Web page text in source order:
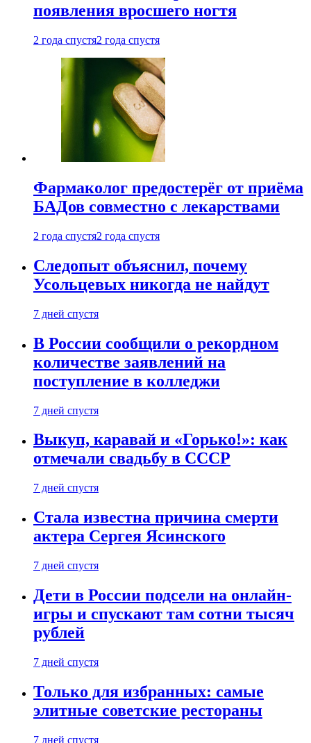
появления вросшего ногтя
2 года спустя2 года спустя
Фармаколог предостерёг от приёма
БАДов совместно с лекарствами
2 года спустя2 года спустя
Следопыт объяснил, почему
Усольцевых никогда не найдут
7 дней спустя
В России сообщили о рекордном
количестве заявлений на
поступление в колледжи
7 дней спустя
Выкуп, каравай и «Горько!»: как
отмечали свадьбу в СССР
7 дней спустя
Стала известна причина смерти
актера Сергея Ясинского
7 дней спустя
Дети в России подсели на онлайн-
игры и спускают там сотни тысяч
рублей
7 дней спустя
Только для избранных: самые
элитные советские рестораны
7 дней спустя